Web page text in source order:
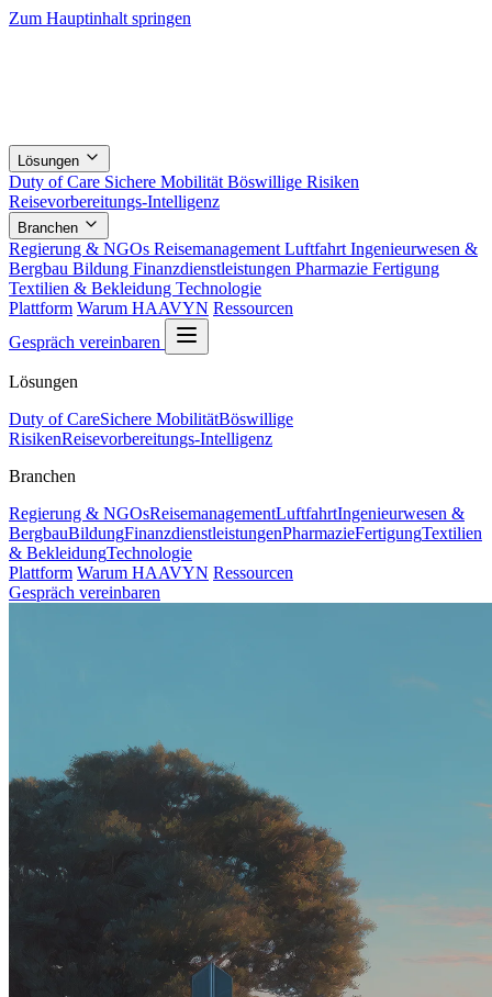
Zum Hauptinhalt springen
Lösungen
Duty of Care Sichere Mobilität Böswillige Risiken
Reisevorbereitungs-Intelligenz
Branchen
Regierung & NGOs Reisemanagement Luftfahrt Ingenieurwesen &
Bergbau Bildung Finanzdienstleistungen Pharmazie Fertigung
Textilien & Bekleidung Technologie
Plattform Warum HAAVYN Ressourcen
Gespräch vereinbaren
Lösungen
Duty of CareSichere MobilitätBöswillige
RisikenReisevorbereitungs-Intelligenz
Branchen
Regierung & NGOsReisemanagementLuftfahrtIngenieurwesen &
BergbauBildungFinanzdienstleistungenPharmazieFertigungTextilien
& BekleidungTechnologie
Plattform Warum HAAVYN Ressourcen
Gespräch vereinbaren